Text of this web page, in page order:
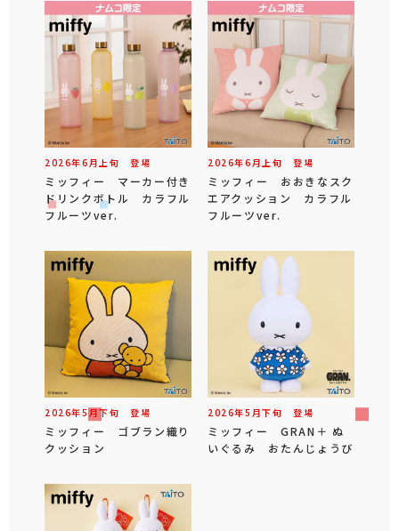
2026年6 月 上旬 登場
ミッフィー マーカー付き
ドリンクボトル カラフル
フルーツver.
2026年6 月 上旬 登場
ミッフィー おおきなスク
エアクッション カラフル
フルーツver.
2026年5月下旬 登場
ミッフィー ゴブラン織り
クッション
2026年5 月下旬 登場
ミッフィー GRAN＋ ぬ
いぐるみ おたんじょうび